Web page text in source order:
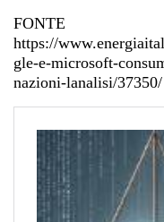
FONTE
https://
gle-e-microsoft-
nazioni-lanalisi/37350/